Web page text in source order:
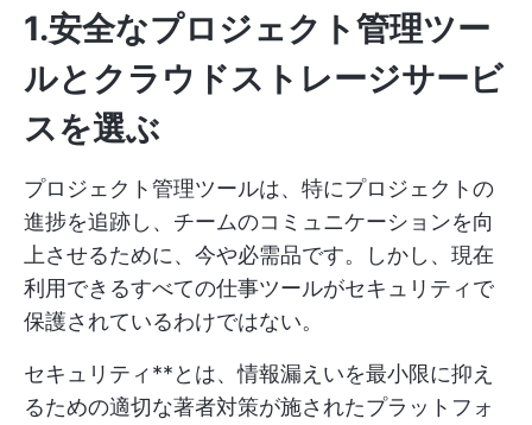
1.安全なプロジェクト管理ツー
ルとクラウドストレージサービ
スを選ぶ
プロジェクト管理ツールは、特にプロジェクトの
進捗を追跡し、チームのコミュニケーションを向
上させるために、今や必需品です。しかし、現在
利用できるすべての仕事ツールがセキュリティで
保護されているわけではない。
セキュリティ**とは、情報漏えいを最小限に抑え
るための適切な著者対策が施されたプラットフォ